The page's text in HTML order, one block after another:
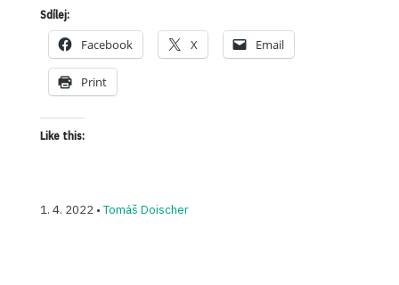
Sdílej:
Facebook X Email
Print
Like this:
1. 4. 2022 •Tomáš Doischer